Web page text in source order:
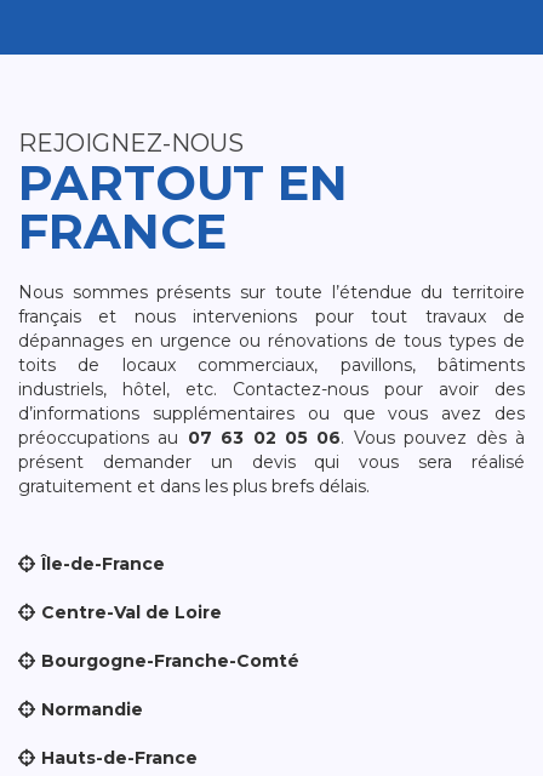
REJOIGNEZ-NOUS
PARTOUT EN
FRANCE
Nous sommes présents sur toute l’étendue du territoire
français et nous intervenions pour tout travaux de
dépannages en urgence ou rénovations de tous types de
toits de locaux commerciaux, pavillons, bâtiments
industriels, hôtel, etc. Contactez-nous pour avoir des
d’informations supplémentaires ou que vous avez des
préoccupations au 07 63 02 05 06. Vous pouvez dès à
présent demander un devis qui vous sera réalisé
gratuitement et dans les plus brefs délais.
Île-de-France
Centre-Val de Loire
Bourgogne-Franche-Comté
Normandie
Hauts-de-France